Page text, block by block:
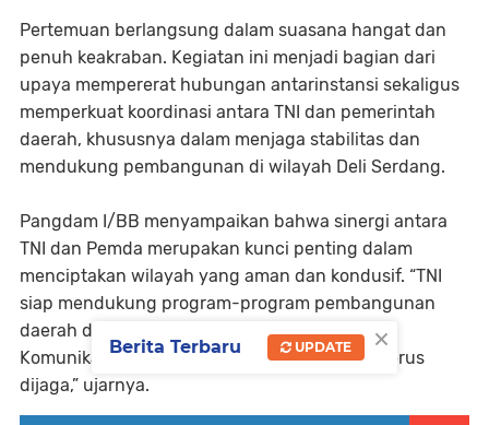
Pertemuan berlangsung dalam suasana hangat dan
penuh keakraban. Kegiatan ini menjadi bagian dari
upaya mempererat hubungan antarinstansi sekaligus
memperkuat koordinasi antara TNI dan pemerintah
daerah, khususnya dalam menjaga stabilitas dan
mendukung pembangunan di wilayah Deli Serdang.
Pangdam I/BB menyampaikan bahwa sinergi antara
TNI dan Pemda merupakan kunci penting dalam
menciptakan wilayah yang aman dan kondusif. “TNI
siap mendukung program-program pembangunan
daerah dan penguatan ketahanan wilayah.
Komunikasi dan kerja sama seperti ini harus terus
dijaga,” ujarnya.
×
Berita Terbaru UPDATE